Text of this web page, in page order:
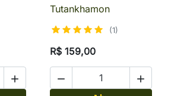

Tutankhamon
(1)
R$ 159,00
 